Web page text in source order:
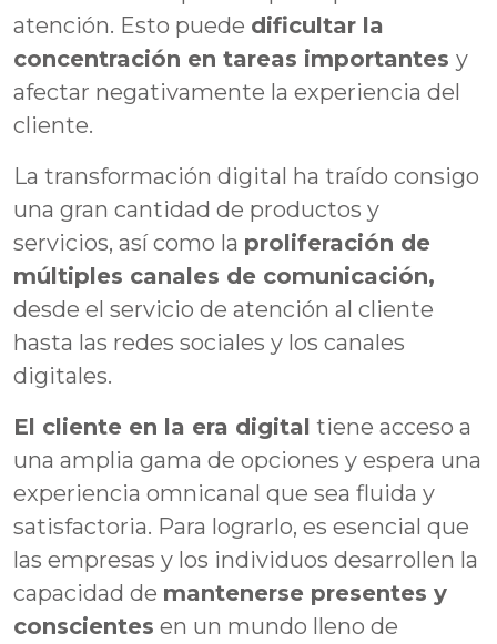
atención. Esto puede dificultar la
concentración en tareas importantes y
afectar negativamente la experiencia del
cliente.
La transformación digital ha traído consigo
una gran cantidad de productos y
servicios, así como la proliferación de
múltiples canales de comunicación,
desde el servicio de atención al cliente
hasta las redes sociales y los canales
digitales.
El cliente en la era digital tiene acceso a
una amplia gama de opciones y espera una
experiencia omnicanal que sea fluida y
satisfactoria. Para lograrlo, es esencial que
las empresas y los individuos desarrollen la
capacidad de mantenerse presentes y
conscientes en un mundo lleno de